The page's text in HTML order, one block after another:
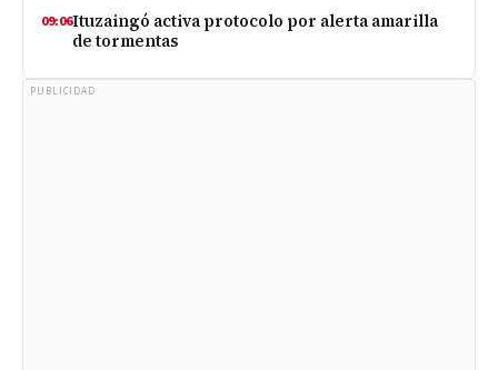
09:06Ituzaingó activa protocolo por alerta amarilla
de tormentas
PUBLICIDAD